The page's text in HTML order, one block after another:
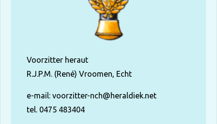
Voorzitter heraut
R.J.P.M. (René) Vroomen, Echt
e-mail:voorzitter-nch@heraldiek.net
tel. 0475 483404